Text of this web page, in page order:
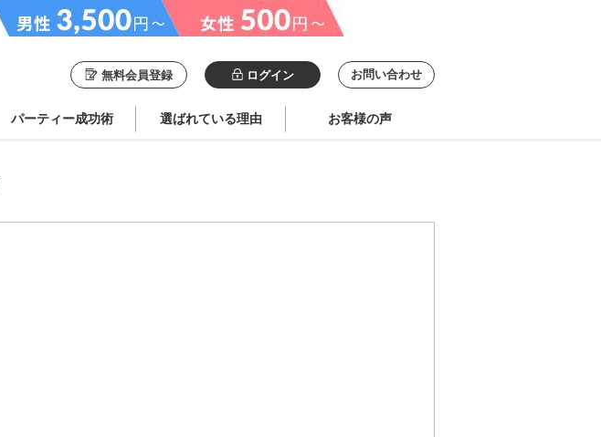
無料会員登録 ログイン お問い合わせ
パーティー成功術 選ばれている理由 お客様の声